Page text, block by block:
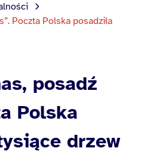
Poczta Polska posadziła
posadź
Polska
drzew